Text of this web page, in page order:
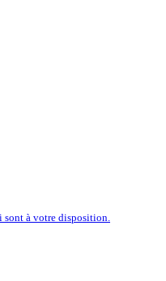
sont à votre disposition.